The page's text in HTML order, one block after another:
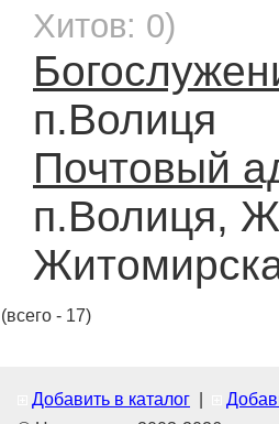
Хитов: 0)
п.Волиця
Почтовый
п.Волиця,
(всего - 17)
Добавить в каталог